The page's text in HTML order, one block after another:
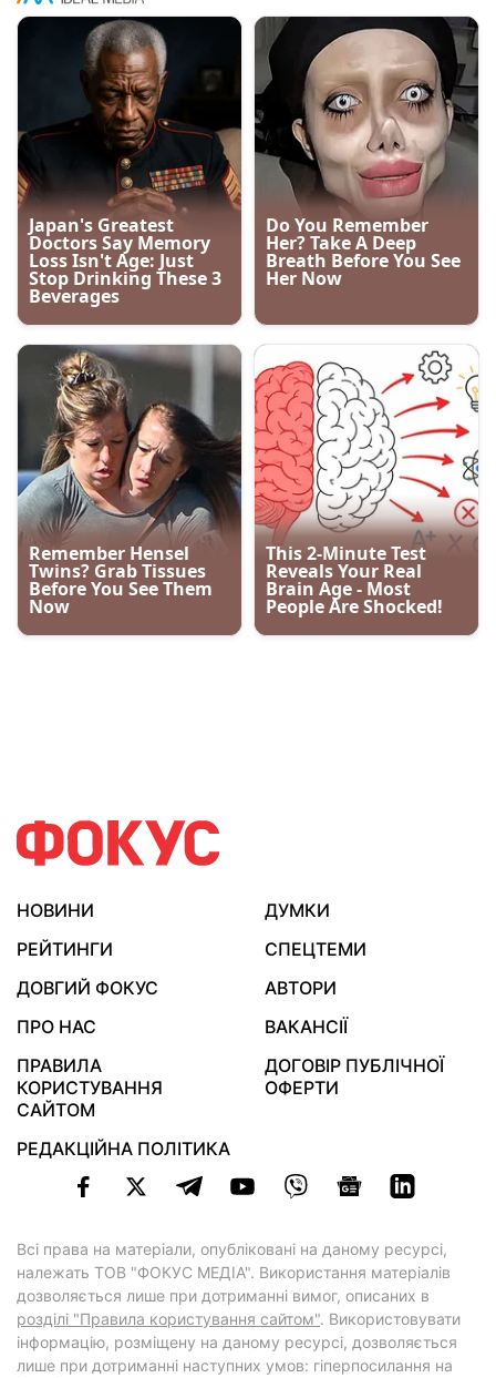
НОВИНИ
ДУМКИ
РЕЙТИНГИ
СПЕЦТЕМИ
ДОВГИЙ ФОКУС
АВТОРИ
ПРО НАС
ВАКАНСІЇ
ПРАВИЛА
КОРИСТУВАННЯ
САЙТОМ
ДОГОВІР ПУБЛІЧНОЇ
ОФЕРТИ
РЕДАКЦІЙНА ПОЛІТИКА
Всі права на матеріали, опубліковані на даному ресурсі,
належать ТОВ "ФОКУС МЕДІА". Використання матеріалів
дозволяється лише при дотриманні вимог, описаних в
розділі "Правила користування сайтом". Використовувати
інформацію, розміщену на даному ресурсі, дозволяється
лише при дотриманні наступних умов: гіперпосилання на